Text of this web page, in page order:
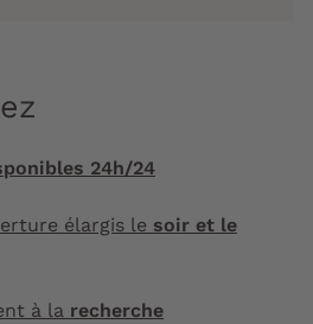
24h/24
élargis le soir et le
à la recherche